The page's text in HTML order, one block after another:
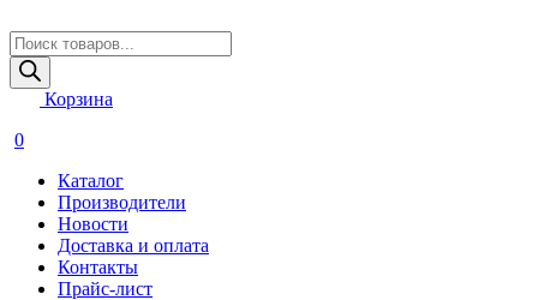
Поиск
товаров
Корзина
0
Каталог
Производители
Новости
Доставка и оплата
Контакты
Прайс-лист